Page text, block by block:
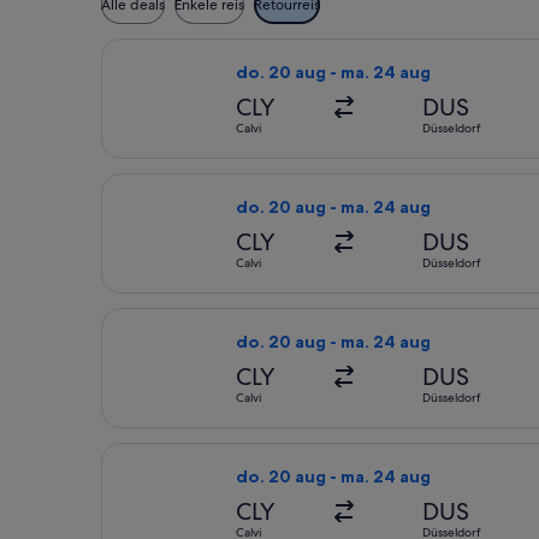
Alle deals Enkele reis Retourreis
do. 20 aug - ma. 24 aug
CLY
Calvi
DUS
Düsseldorf
do. 20 aug - ma. 24 aug
CLY
Calvi
DUS
Düsseldorf
do. 20 aug - ma. 24 aug
CLY
Calvi
DUS
Düsseldorf
do. 20 aug - ma. 24 aug
CLY
Calvi
DUS
Düsseldorf